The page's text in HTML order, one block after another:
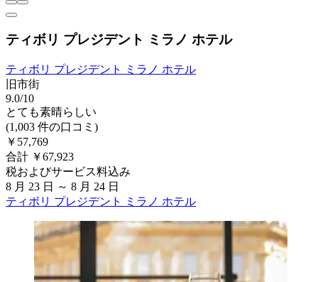
ティボリ プレジデント ミラノ ホテル
ティボリ プレジデント ミラノ ホテル
旧市街
9.0/10
とても素晴らしい
(1,003 件の口コミ)
￥57,769
合計 ￥67,923
税およびサービス料込み
8 月 23 日 ～ 8 月 24 日
ティボリ プレジデント ミラノ ホテル